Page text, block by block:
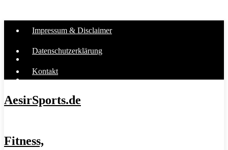
Impressum & Disclaimer
Datenschutzerklärung
Kontakt
AesirSports.de
Fitness,